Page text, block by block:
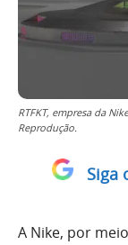
RTFKT, empresa da
Reprodução.
Siga
A Nike, por